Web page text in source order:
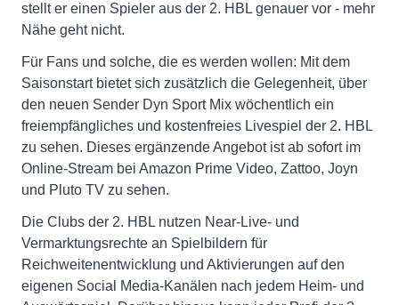
stellt er einen Spieler aus der 2. HBL genauer vor - mehr
Nähe geht nicht.
Für Fans und solche, die es werden wollen: Mit dem
Saisonstart bietet sich zusätzlich die Gelegenheit, über
den neuen Sender Dyn Sport Mix wöchentlich ein
freiempfängliches und kostenfreies Livespiel der 2. HBL
zu sehen. Dieses ergänzende Angebot ist ab sofort im
Online-Stream bei Amazon Prime Video, Zattoo, Joyn
und Pluto TV zu sehen.
Die Clubs der 2. HBL nutzen Near-Live- und
Vermarktungsrechte an Spielbildern für
Reichweitenentwicklung und Aktivierungen auf den
eigenen Social Media-Kanälen nach jedem Heim- und